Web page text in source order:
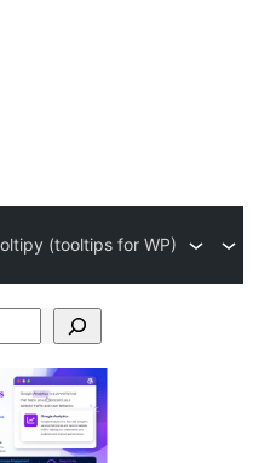
(tooltips for WP)